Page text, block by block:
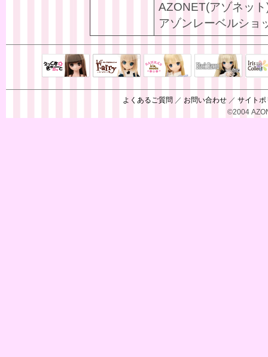
AZONET(アゾネット
アゾンレーベルショ
よくあるご質問 ／ お問い合わせ ／ サイトポ
©2004